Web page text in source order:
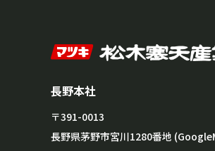
長野本社
〒391-0013
長野県茅野市宮川1280番地 (